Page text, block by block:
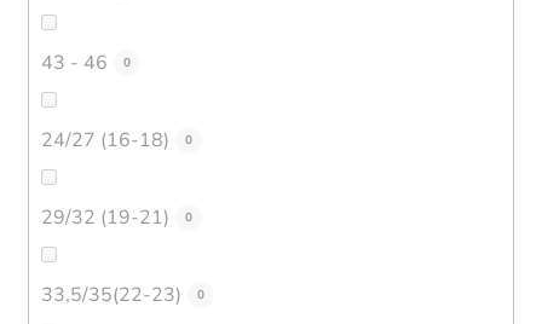
43 - 46 0
24/27 (16-18) 0
29/32 (19-21) 0
33,5/35(22-23) 0